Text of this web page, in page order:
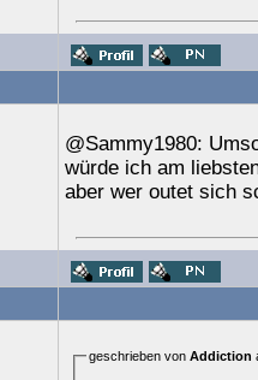
@Sammy1980:
würde ich am
aber wer outet sich
geschrieben von Addiction